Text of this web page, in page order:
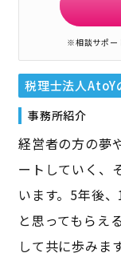
※相談サポー
税理士法人AtoY
事務所紹介
経営者の方の夢
ートしていく、
います。5年後
と思ってもらえ
して共に歩みます